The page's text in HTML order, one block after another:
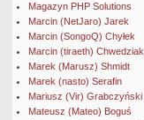
Magazyn PHP Solutions
Marcin (NetJaro) Jarek
Marcin (SongoQ) Chyłek
Marcin (tiraeth) Chwedziak
Marek (Marusz) Shmidt
Marek (nasto) Serafin
Mariusz (Vir) Grabczyński
Mateusz (Mateo) Boguś